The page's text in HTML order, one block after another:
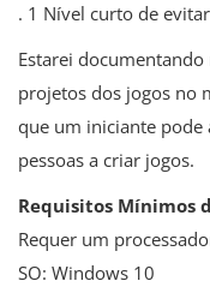
. 1 Nível curto de
Estarei
projetos dos jogos no
que um iniciante pode
pessoas a criar jogos.
Requisitos Mínimos
Requer um
SO: Windows 10